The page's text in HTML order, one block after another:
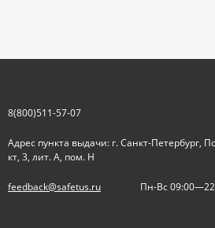
8(800)511-57-07
Адрес пункта выдачи: г. Санкт-Петербург,
кт, 3, лит. А, пом. Н
feedback@safetus.ru Пн-Вс